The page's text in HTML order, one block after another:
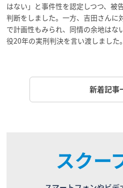
はない」と事件性を認定しつつ、被
判断をしました。一方、吉田さんに
で計画性もみられ、同情の余地はな
役20年の実刑判決を言い渡しました。
新着記事